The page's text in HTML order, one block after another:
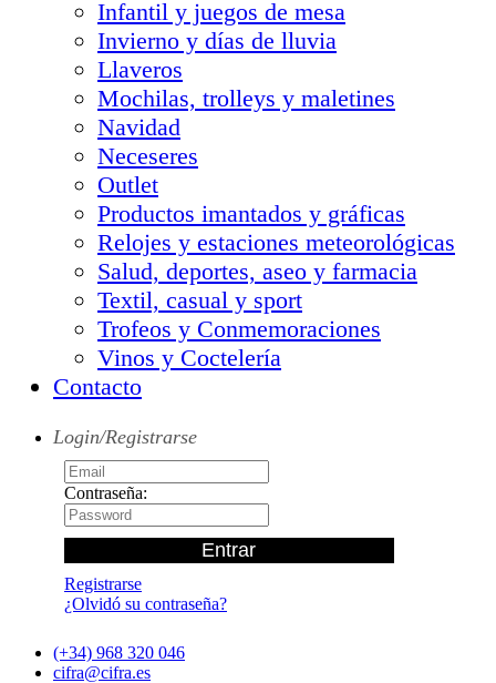
Infantil y juegos de mesa
Invierno y días de lluvia
Llaveros
Mochilas, trolleys y maletines
Navidad
Neceseres
Outlet
Productos imantados y gráficas
Relojes y estaciones meteorológicas
Salud, deportes, aseo y farmacia
Textil, casual y sport
Trofeos y Conmemoraciones
Vinos y Coctelería
Contacto
Login/Registrarse
Contraseña:
Registrarse
¿Olvidó su contraseña?
(+34) 968 320 046
cifra@cifra.es